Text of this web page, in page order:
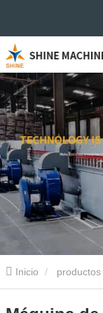
Inicio productos
de chapa